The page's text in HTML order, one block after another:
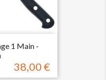
1 Main -
Prix
38,00 €